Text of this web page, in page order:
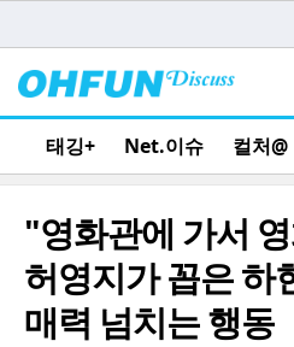
태깅+ Net.이슈 컬처@
"영화관에 가서
허영지가 꼽은 하
매력 넘치는 행동